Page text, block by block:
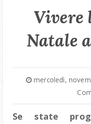
Vivere
Natale
mercoledì,
Se state